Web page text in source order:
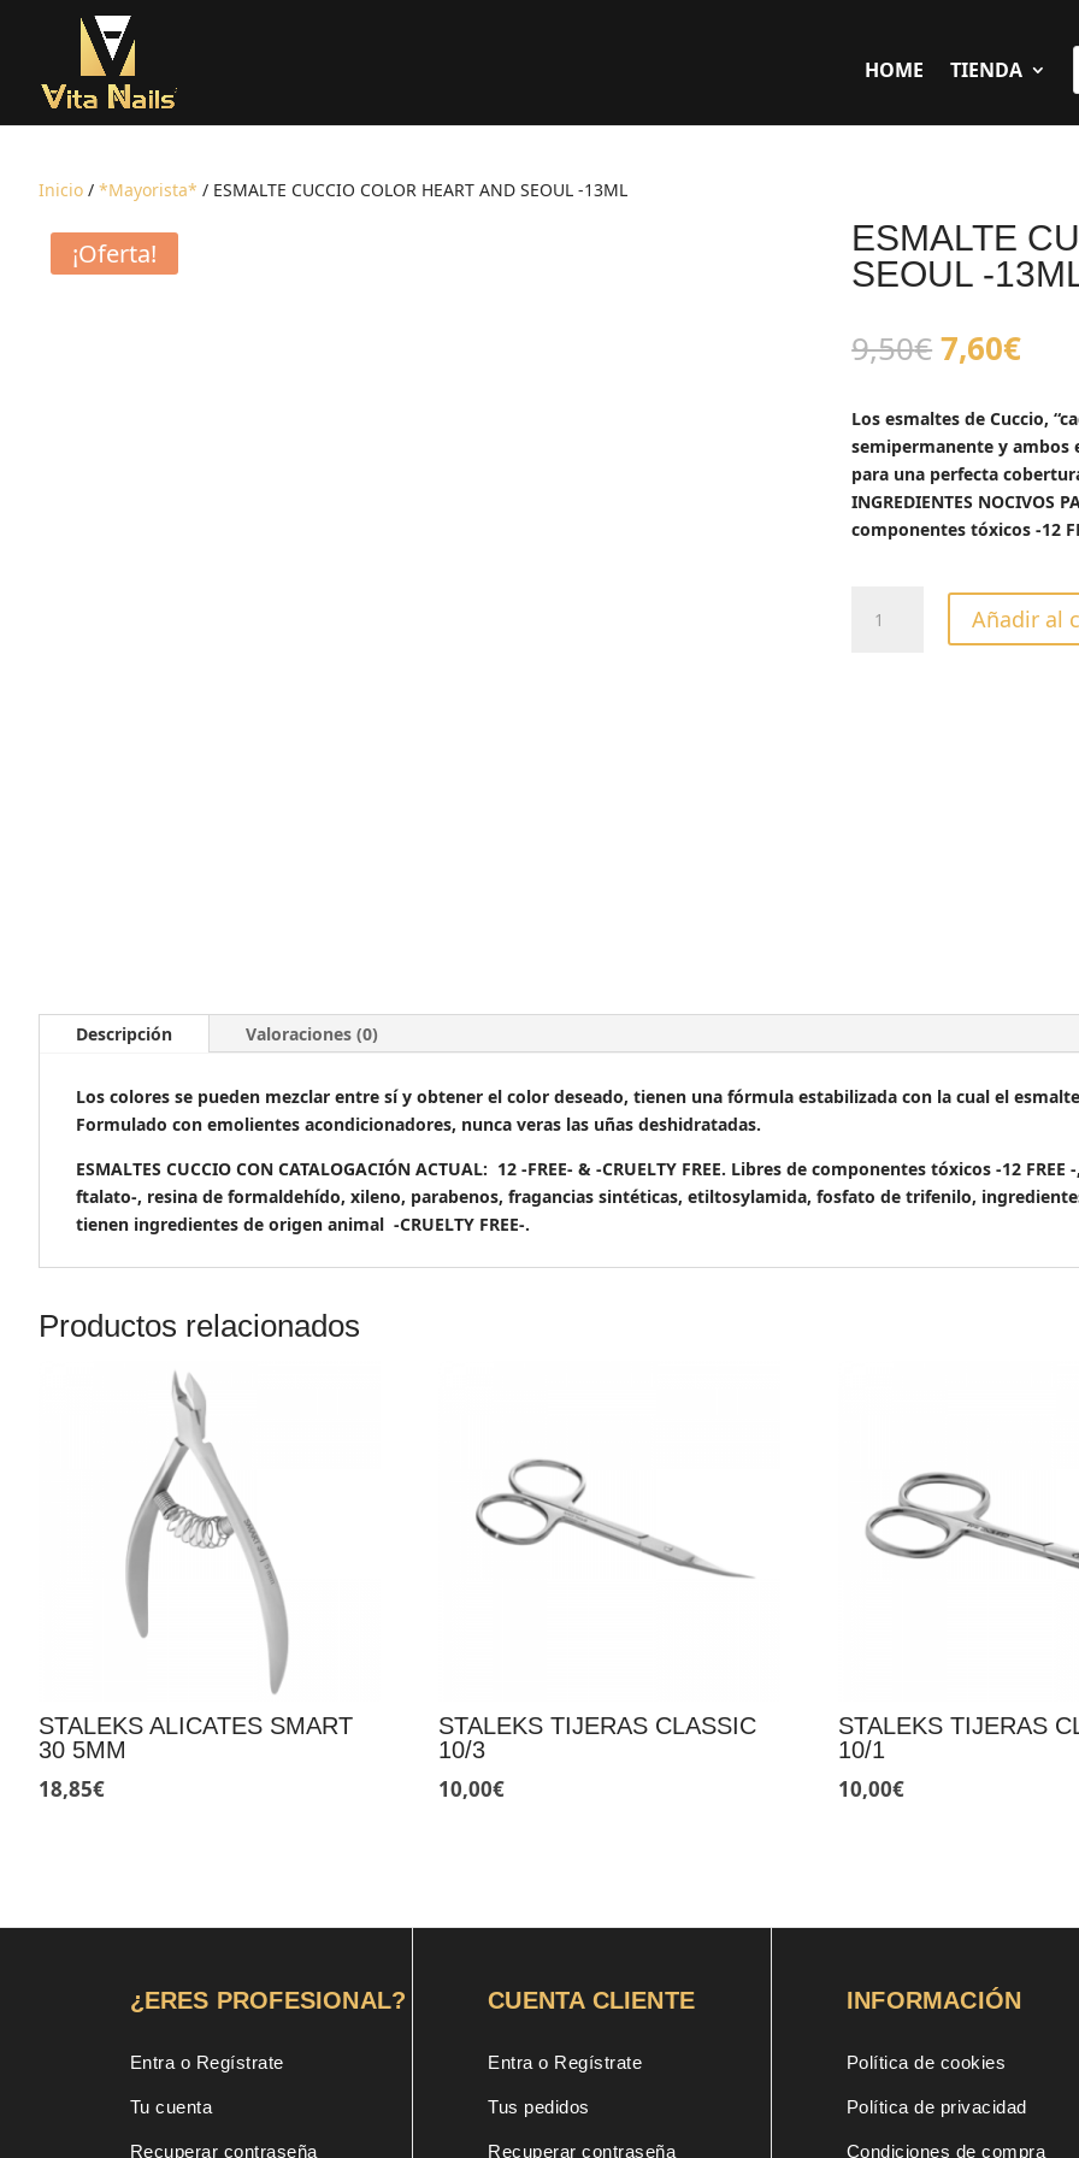
HOME TIENDA
Inicio / *Mayorista* / ESMALTE CUCCIO COLOR HEART AND SEOUL -13ML
¡Oferta!
ESMALTE
SEOUL -
9,50€El
precio
original
era:
9,50€.
7,60€El
es:
Los esmaltes de Cuccio,
semipermanente y ambos
para una perfecta
INGREDIENTES NOCIVOS
componentes tóxicos -12
CUCCIO
Añadir al
Descripción Valoraciones (0)
Los colores se pueden mezclar entre sí y obtener el color deseado, tienen una fórmula estabilizada con la cual el
Formulado con emolientes acondicionadores, nunca veras las uñas deshidratadas.
ESMALTES CUCCIO CON CATALOGACIÓN ACTUAL: 12 -FREE- & -CRUELTY FREE. Libres de componentes tóxicos -12
ftalato-, resina de formaldehído, xileno, parabenos, fragancias sintéticas, etiltosylamida, fosfato de trifenilo,
tienen ingredientes de origen animal -CRUELTY FREE-.
Productos relacionados
STALEKS ALICATES SMART
30 5MM
18,85€
STALEKS TIJERAS CLASSIC
10/3
10,00€
STALEKS TIJERAS
10/1
10,00€
¿ERES PROFESIONAL?
Entra o Regístrate
Tu cuenta
Recuperar contraseña
CUENTA CLIENTE
Entra o Regístrate
Tus pedidos
Recuperar contraseña
INFORMACIÓN
Política de cookies
Política de privacidad
Condiciones de compra